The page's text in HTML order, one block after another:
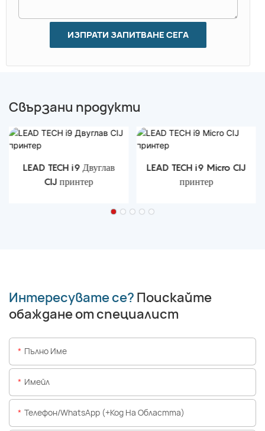
ИЗПРАТИ ЗАПИТВАНЕ СЕГА
Свързани продукти
LEAD TECH i9 Двуглав
CIJ принтер
LEAD TECH i9 Micro CIJ
принтер
Интересувате се? Поискайте
обаждане от специалист
Пълно Име
Имейл
Телефон/WhatsApp (+Код На Областта)